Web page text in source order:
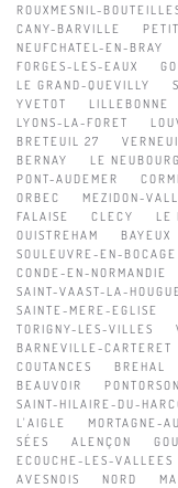
ROUXMESNIL-
CANY-BARVILLE
NEUFCHATEL-EN-BRAY
FORGES-LES-EAUX
LE GRAND-QUEVILLY
YVETOT
LILLEBONNE
LYONS-LA-FORET
BRETEUIL 27
BERNAY
LE NEUBOURG
PONT-AUDEMER
ORBEC
MEZIDON-
FALAISE
CLECY LE
OUISTREHAM
BAYEUX
SOULEUVRE-EN-BOCAGE
CONDE-EN-NORMANDIE
SAINT-VAAST-LA-
SAINTE-MERE-EGLISE
TORIGNY-LES-VILLES
BARNEVILLE-CARTERET
COUTANCES
BREHAL
BEAUVOIR
PONTORSON
SAINT-HILAIRE-DU-
L'AIGLE
MORTAGNE-
SÉES
ALENÇON
ECOUCHE-LES-VALLEES
AVESNOIS
NORD